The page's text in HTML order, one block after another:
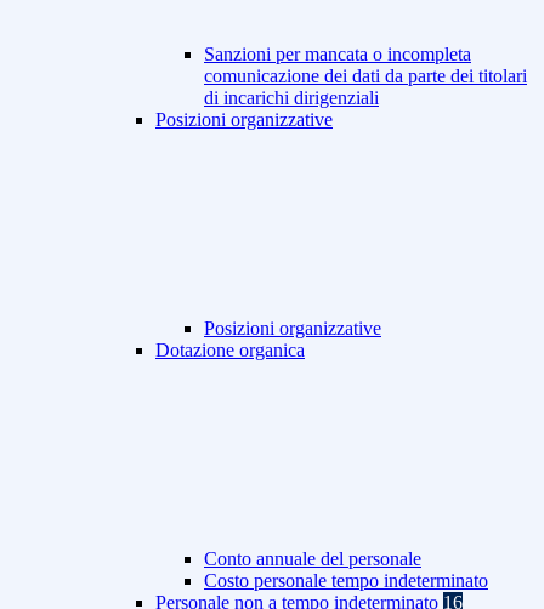
Sanzioni per mancata o incompleta
comunicazione dei dati da parte dei titolari
di incarichi dirigenziali
Posizioni organizzative
Posizioni organizzative
Dotazione organica
Conto annuale del personale
Costo personale tempo indeterminato
Personale non a tempo indeterminato 16